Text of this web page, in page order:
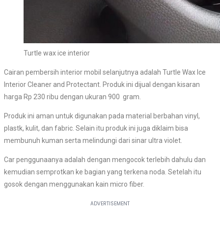
Turtle wax ice interior
Cairan pembersih interior mobil selanjutnya adalah Turtle Wax Ice
Interior Cleaner and Protectant. Produk ini dijual dengan kisaran
harga Rp 230 ribu dengan ukuran 900 gram.
Produk ini aman untuk digunakan pada material berbahan vinyl,
plastk, kulit, dan fabric. Selain itu produk ini juga diklaim bisa
membunuh kuman serta melindungi dari sinar ultra violet.
Car penggunaanya adalah dengan mengocok terlebih dahulu dan
kemudian semprotkan ke bagian yang terkena noda. Setelah itu
gosok dengan menggunakan kain micro fiber.